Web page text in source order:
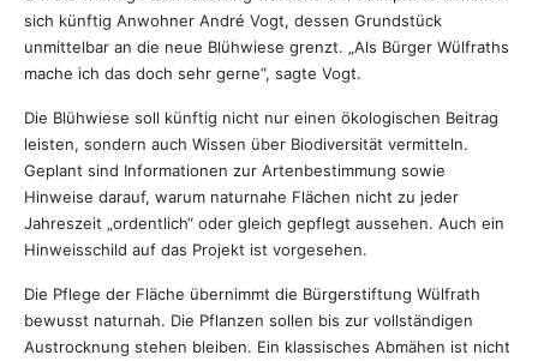
sich künftig Anwohner André Vogt, dessen Grundstück
unmittelbar an die neue Blühwiese grenzt. „Als Bürger Wülfraths
mache ich das doch sehr gerne“, sagte Vogt.
Die Blühwiese soll künftig nicht nur einen ökologischen Beitrag
leisten, sondern auch Wissen über Biodiversität vermitteln.
Geplant sind Informationen zur Artenbestimmung sowie
Hinweise darauf, warum naturnahe Flächen nicht zu jeder
Jahreszeit „ordentlich“ oder gleich gepflegt aussehen. Auch ein
Hinweisschild auf das Projekt ist vorgesehen.
Die Pflege der Fläche übernimmt die Bürgerstiftung Wülfrath
bewusst naturnah. Die Pflanzen sollen bis zur vollständigen
Austrocknung stehen bleiben. Ein klassisches Abmähen ist nicht